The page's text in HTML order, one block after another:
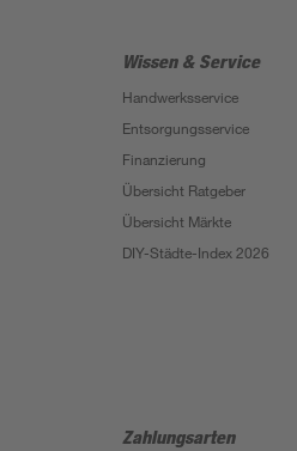
Wissen & Service
Handwerksservice
Entsorgungsservice
Finanzierung
Übersicht Ratgeber
Übersicht Märkte
DIY-Städte-Index 2026
Zahlungsarten